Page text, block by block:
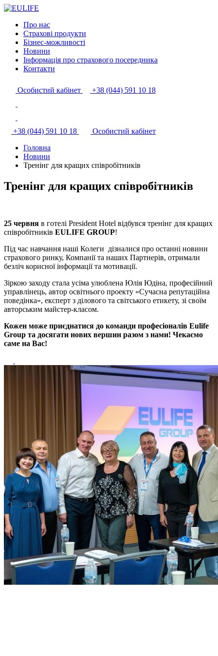
Про нас
Страхові продукти
Бізнес-можливості
Новини
Інформація про страхового посередника
Контакти
Особистий кабінет +38 (044) 591 10 18
+38 (044) 591 10 18
Особистий кабінет
Головна
Новини
Тренінг для кращих співробітників
Тренінг для кращих співробітників
25 червня в готелі President Hotel відбувся тренінг для кращих
співробітників EULIFE GROUP!
Під час навчання наші Колеги дізналися про останні новини
страхового ринку, Компанії та наших Партнерів, отримали
безліч корисної інформації та мотивації.
Зіркою заходу стала усіма улюблена Юлія Юдіна, професійний
управлінець, автор освітнього проекту «Сучасна репутаційна
поведінка», експерт з ділового та світського етикету, зі своїм
авторським майстер-класом.
Кожен може приєднатися до команди професіоналів Eulife
Group та досягати нових вершин разом з нами! Чекаємо
саме на Вас!